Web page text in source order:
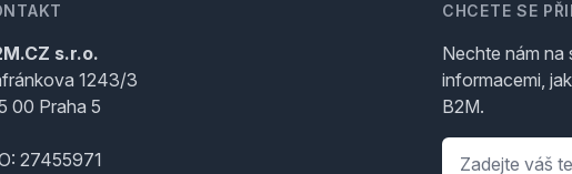
s.r.o.
1243/3
00 Praha 5
27455971
CHCETE SE
Nechte nám na
informacemi,
B2M.
Telefon